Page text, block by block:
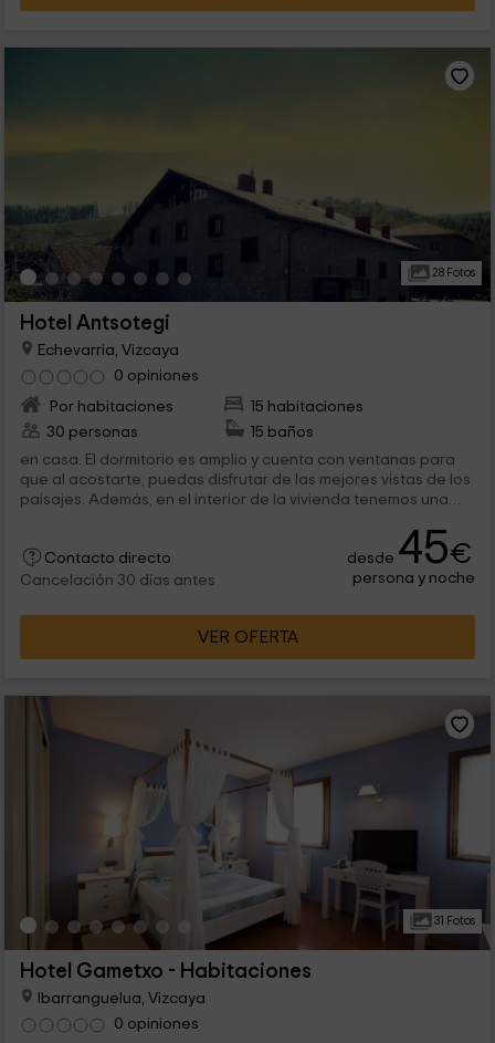
28 Fotos
Hotel Antsotegi
Echevarria, Vizcaya
0 opiniones
Por habitaciones
15 habitaciones
30 personas
15 baños
en casa. El dormitorio es amplio y cuenta con ventanas para
que al acostarte, puedas disfrutar de las mejores vistas de los
paisajes. Además, en el interior de la vivienda tenemos una
Contacto directo
Cancelación 30 días antes
desde 45€
persona y noche
VER OFERTA
31 Fotos
Hotel Gametxo - Habitaciones
Ibarranguelua, Vizcaya
0 opiniones